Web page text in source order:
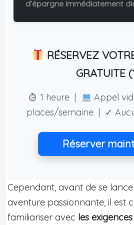
d’épargne immédiatement
RÉSERVEZ
GRATUITE
1 heure | Appel
places/semaine | ✓
Réserver
Cependant, avant de se
aventure passionnante, il est
familiariser avec les